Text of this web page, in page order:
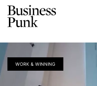
WORK & WINNING